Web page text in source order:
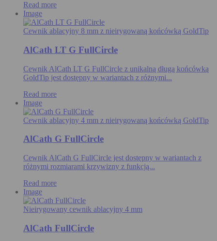
Read more
Image
Cewnik ablacyjny 8 mm z nieirygowaną końcówką GoldTip
AlCath LT G FullCircle
Cewnik AlCath LT G FullCircle z unikalną długą końcówką
GoldTip jest dostępny w wariantach z różnymi...
Read more
Image
Cewnik ablacyjny 4 mm z nieirygowaną końcówką GoldTip
AlCath G FullCircle
Cewnik AlCath G FullCircle jest dostępny w wariantach z
różnymi rozmiarami krzywizny z funkcją...
Read more
Image
Nieirygowany cewnik ablacyjny 4 mm
AlCath FullCircle